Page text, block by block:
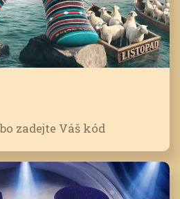
zadejte Váš kód